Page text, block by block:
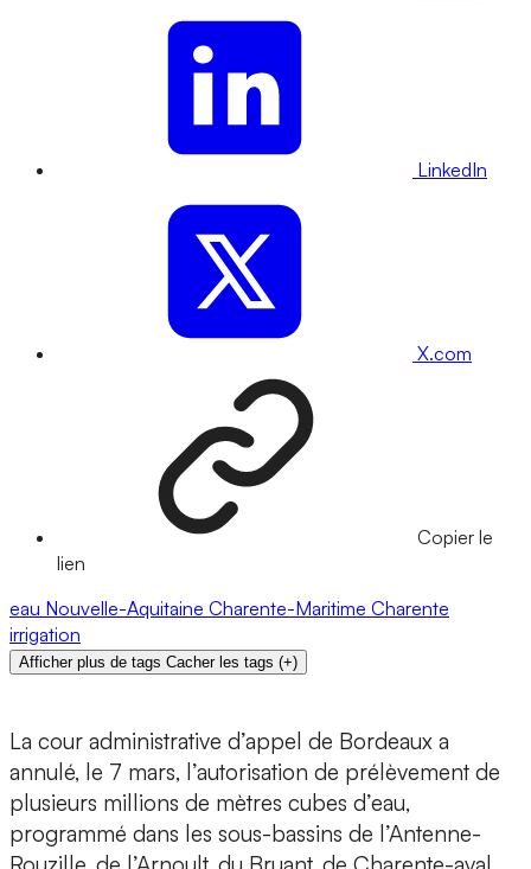
LinkedIn
X.com
Copier le
lien
eau Nouvelle-Aquitaine Charente-Maritime Charente
irrigation
Afficher plus de tags Cacher les tags (+)
La cour administrative d’appel de Bordeaux a
annulé, le 7 mars, l’autorisation de prélèvement de
plusieurs millions de mètres cubes d’eau,
programmé dans les sous-bassins de l’Antenne-